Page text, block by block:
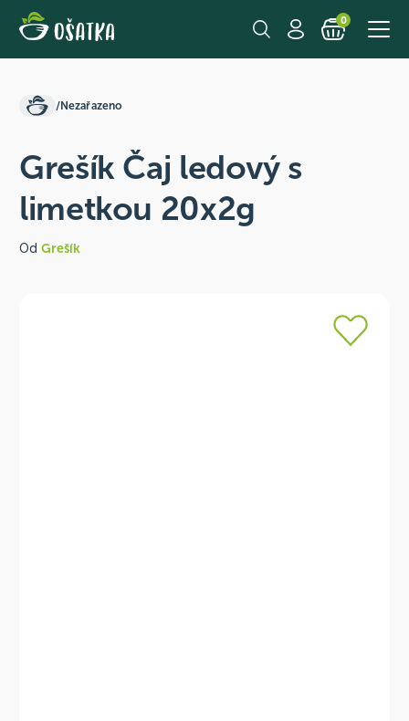
0
/Nezařazeno
Grešík Čaj ledový s
limetkou 20x2g
Od Grešík